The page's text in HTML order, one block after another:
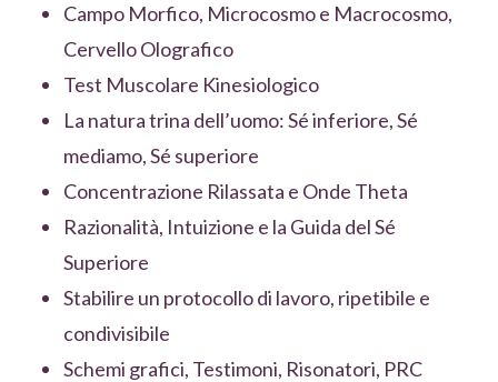
Campo Morfico, Microcosmo e Macrocosmo,
Cervello Olografico
Test Muscolare Kinesiologico
La natura trina dell’uomo: Sé inferiore, Sé
mediamo, Sé superiore
Concentrazione Rilassata e Onde Theta
Razionalità, Intuizione e la Guida del Sé
Superiore
Stabilire un protocollo di lavoro, ripetibile e
condivisibile
Schemi grafici, Testimoni, Risonatori, PRC